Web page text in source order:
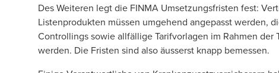
Des Weiteren legt die FINMA Umsetzungsfristen fest:
Listenprodukten müssen umgehend angepasst werden,
Controllings sowie allfällige Tarifvorlagen im Rahmen
werden. Die Fristen sind also äusserst knapp bemessen.